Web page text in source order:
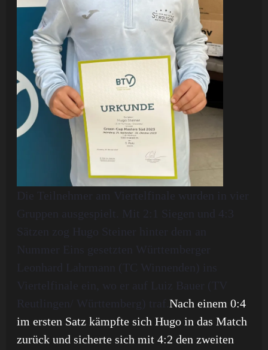
Die Teilnehmer am Viertelfinale wurden in vier
Gruppen ausgespielt. Mit 2:1 Siegen und 4:3
Sätzen zog Hugo Steiner hinter dem an
Nummer Eins gesetzten Württemberger
Leonhard Lahrmann (TC Winnenden) ins
Viertelfinale ein, wo er auf Luiz Bauer (TV
Reutlingen/ Württemberg) traf. Nach einem 0:4
im ersten Satz kämpfte sich Hugo in das Match
zurück und sicherte sich mit 4:2 den zweiten